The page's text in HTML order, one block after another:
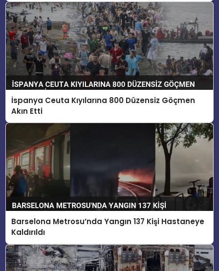
İspanya Ceuta Kıyılarına 800 Düzensiz Göçmen
Akın Etti
Barselona Metrosu’nda Yangın 137 Kişi Hastaneye
Kaldırıldı